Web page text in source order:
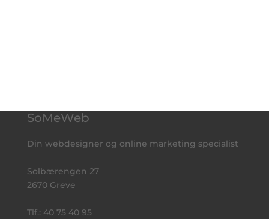
SoMeWeb
Din webdesigner og online marketing specialist
Solbærengen 27
2670 Greve
Tlf.: 40 75 40 95